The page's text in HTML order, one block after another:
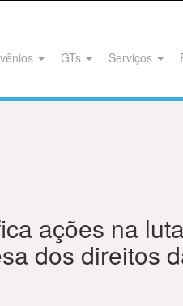
GTs Serviços
ações na
dos direitos